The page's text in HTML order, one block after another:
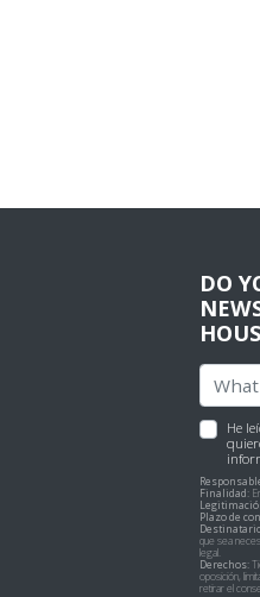
DO
He
Finalidad:
Plazo de
que sea
legal.
Derechos:
oposición,
retirar el